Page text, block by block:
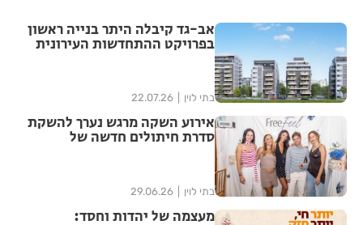
אב-גד קיבלה היתר בנייה ראשון
בפרויקט ההתחדשות העירונית
בתי לוין 22.07.26
אירוע השקה מרגש נערך להשקת
סדרת חיתולים חדשה של
בתי לוין 29.06.26
מעצמה של יהדות וחסד: